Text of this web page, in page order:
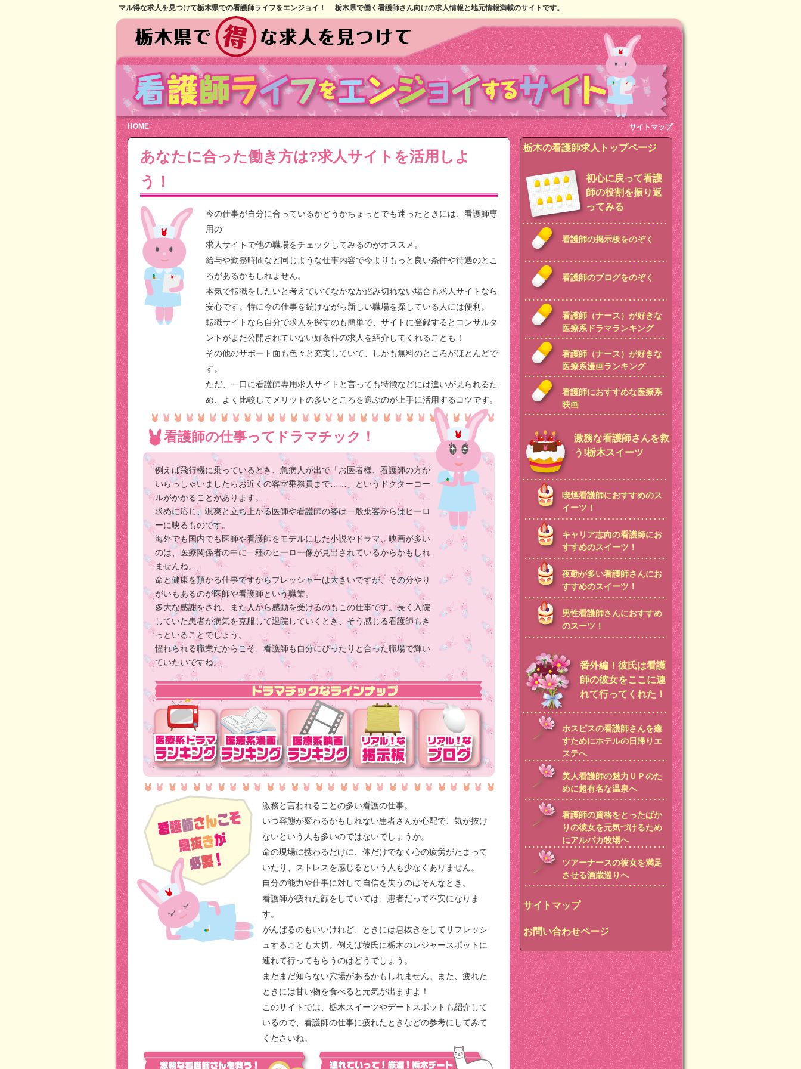
マル得な求人を見つけて栃木県での看護師ライフをエンジョイ！ 栃木県で働く看護師さん向けの求人情報と地元情報満載のサイトです。
HOME サイトマップ
あなたに合った働き方は?求人サイトを活用しよ
う！
今の仕事が自分に合っているかどうかちょっとでも迷ったときには、看護師専
用の
求人サイトで他の職場をチェックしてみるのがオススメ。
給与や勤務時間など同じような仕事内容で今よりもっと良い条件や待遇のとこ
ろがあるかもしれません。
本気で転職をしたいと考えていてなかなか踏み切れない場合も求人サイトなら
安心です。特に今の仕事を続けながら新しい職場を探している人には便利。
転職サイトなら自分で求人を探すのも簡単で、サイトに登録するとコンサルタ
ントがまだ公開されていない好条件の求人を紹介してくれることも！
その他のサポート面も色々と充実していて、しかも無料のところがほとんどで
す。
ただ、一口に看護師専用求人サイトと言っても特徴などには違いが見られるた
め、よく比較してメリットの多いところを選ぶのが上手に活用するコツです。
看護師の仕事ってドラマチック！
例えば飛行機に乗っているとき、急病人が出で「お医者様、看護師の方が
いらっしゃいましたらお近くの客室乗務員まで……」というドクターコー
ルがかかることがあります。
求めに応じ、颯爽と立ち上がる医師や看護師の姿は一般乗客からはヒーロ
ーに映るものです。
海外でも国内でも医師や看護師をモデルにした小説やドラマ、映画が多い
のは、医療関係者の中に一種のヒーロー像が見出されているからかもしれ
ませんね。
命と健康を預かる仕事ですからプレッシャーは大きいですが、その分やり
がいもあるのが医師や看護師という職業。
多大な感謝をされ、また人から感動を受けるのもこの仕事です。長く入院
していた患者が病気を克服して退院していくとき、そう感じる看護師もき
っといることでしょう。
憧れられる職業だからこそ、看護師も自分にぴったりと合った職場で輝い
ていたいですね。
激務と言われることの多い看護の仕事。
いつ容態が変わるかもしれない患者さんが心配で、気が抜け
ないという人も多いのではないでしょうか。
命の現場に携わるだけに、体だけでなく心の疲労がたまって
いたり、ストレスを感じるという人も少なくありません。
自分の能力や仕事に対して自信を失うのはそんなとき。
看護師が疲れた顔をしていては、患者だって不安になりま
す。
がんばるのもいいけれど、ときには息抜きをしてリフレッシ
ュすることも大切。例えば彼氏に栃木のレジャースポットに
連れて行ってもらうのはどうでしょう。
まだまだ知らない穴場があるかもしれません。また、疲れた
ときには甘い物を食べると元気が出ますよ！
このサイトでは、栃木スイーツやデートスポットも紹介して
いるので、看護師の仕事に疲れたときなどの参考にしてみて
くださいね。
栃木の看護師求人トップページ
初心に戻って看護
師の役割を振り返
ってみる
看護師の掲示板をのぞく
看護師のブログをのぞく
看護師（ナース）が好きな
医療系ドラマランキング
看護師（ナース）が好きな
医療系漫画ランキング
看護師におすすめな医療系
映画
激務な看護師さんを救
う!栃木スイーツ
喫煙看護師におすすめのス
イーツ！
キャリア志向の看護師にお
すすめのスイーツ！
夜勤が多い看護師さんにお
すすめのスイーツ！
男性看護師さんにおすすめ
のスーツ！
番外編！彼氏は看護
師の彼女をここに連
れて行ってくれた！
ホスピスの看護師さんを癒
すためにホテルの日帰りエ
ステへ
美人看護師の魅力ＵＰのた
めに超有名な温泉へ
看護師の資格をとったばか
りの彼女を元気づけるため
にアルパカ牧場へ
ツアーナースの彼女を満足
させる酒蔵巡りへ
サイトマップ
お問い合わせページ